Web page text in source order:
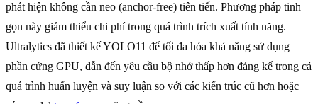
phát hiện không cần neo (anchor-free) tiên tiến. Phương pháp tinh
gọn này giảm thiểu chi phí trong quá trình trích xuất tính năng.
Ultralytics đã thiết kế YOLO11 để tối đa hóa khả năng sử dụng
phần cứng GPU, dẫn đến yêu cầu bộ nhớ thấp hơn đáng kể trong cả
quá trình huấn luyện và suy luận so với các kiến trúc cũ hơn hoặc